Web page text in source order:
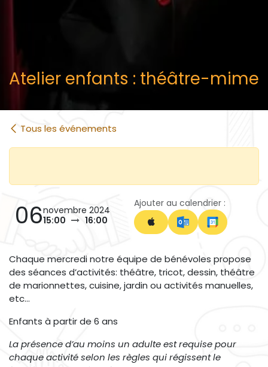
Atelier enfants : théâtre-mime
Tous les événements
06novembre 2024
15:00
16:00
Ajouter au calendrier :
Chaque mercredi notre équipe de bénévoles propose
des séances d’activités: théâtre, tricot, dessin, théâtre
de marionnettes, cuisine, jardin ou activités manuelles,
etc…
Enfants à partir de 6 ans
La présence d’au moins un adulte est requise pour
chaque activité selon les règles qui régissent le